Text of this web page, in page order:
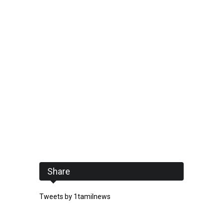
Share
Tweets by 1tamilnews